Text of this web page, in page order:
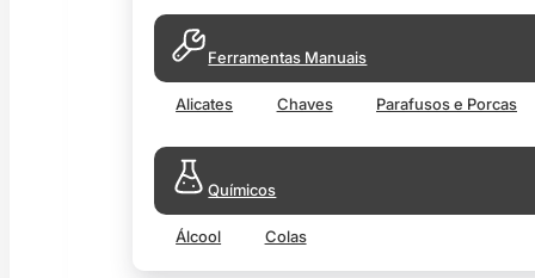
Ferramentas Manuais
Alicates Chaves Parafusos e Porcas
Químicos
Álcool Colas